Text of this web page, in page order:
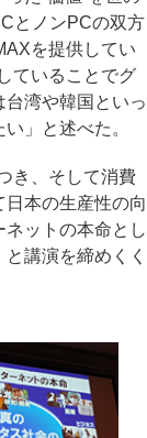
とノンPCの双方
を提供してい
ていることでグ
湾や韓国といっ
」と述べた。
き、そして消費
本の生産性の向
ネットの本命とし
講演を締めくく